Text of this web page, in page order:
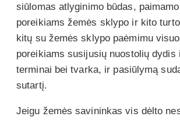
siūlomas atlyginimo būdas,
poreikiams žemės sklypo ir kito
kitų su žemės sklypo paėmimu
poreikiams susijusių nuostolių dydis
terminai bei tvarka, ir pasiūlymą
sutartį.
Jeigu žemės savininkas vis dėlto